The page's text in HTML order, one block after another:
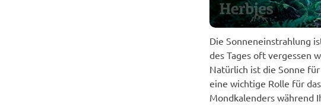
Die Sonneneinstrahlung
des Tages oft vergessen
Natürlich ist die Sonne
eine wichtige Rolle für
Mondkalenders während